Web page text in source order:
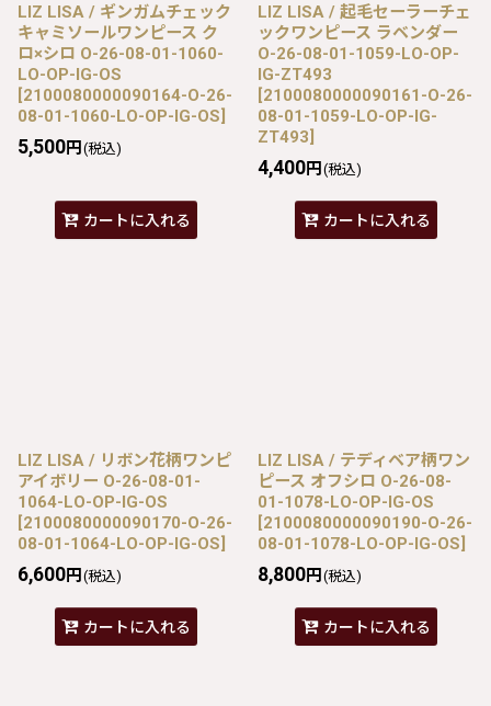
LIZ LISA / ギンガムチェック
キャミソールワンピース ク
ロ×シロ O-26-08-01-1060-
LO-OP-IG-OS
[2100080000090164-O-26-
08-01-1060-LO-OP-IG-OS]
5,500円 (税込)
カートに入れる
LIZ LISA / 起毛セーラーチェ
ックワンピース ラベンダー
O-26-08-01-1059-LO-OP-
IG-ZT493
[2100080000090161-O-26-
08-01-1059-LO-OP-IG-
ZT493]
4,400円 (税込)
カートに入れる
LIZ LISA / リボン花柄ワンピ
アイボリー O-26-08-01-
1064-LO-OP-IG-OS
[2100080000090170-O-26-
08-01-1064-LO-OP-IG-OS]
6,600円 (税込)
カートに入れる
LIZ LISA / テディベア柄ワン
ピース オフシロ O-26-08-
01-1078-LO-OP-IG-OS
[2100080000090190-O-26-
08-01-1078-LO-OP-IG-OS]
8,800円 (税込)
カートに入れる